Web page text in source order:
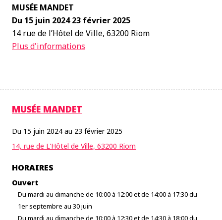
MUSÉE MANDET
Du 15 juin 2024 23 février 2025
14 rue de l’Hôtel de Ville, 63200 Riom
Plus d'informations
MUSÉE MANDET
Du 15 juin 2024 au 23 février 2025
14, rue de L'Hôtel de Ville, 63200 Riom
HORAIRES
Ouvert
Du mardi au dimanche de 10:00 à 12:00 et de 14:00 à 17:30 du
1er septembre au 30 juin
Du mardi au dimanche de 10:00 à 12:30 et de 14:30 à 18:00 du